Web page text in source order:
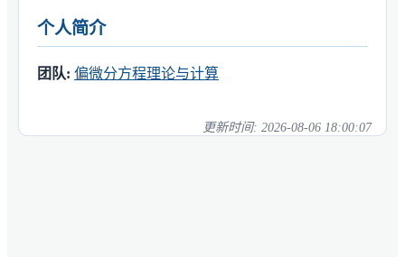
个人简介
团队: 偏微分方程理论与计算
更新时间: 2026-08-06 18:00:07